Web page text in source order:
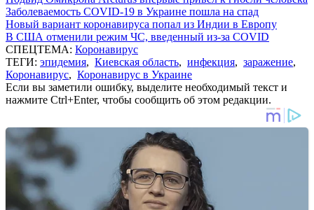
Заболеваемость COVID-19 в Украине пошла на спад
Новый вариант коронавируса попал из Индии в Европу
В США отменили режим ЧС, введенный из-за COVID
СПЕЦТЕМА: Коронавирус
ТЕГИ: эпидемия, Киевская область, инфекция, заражение,
Коронавирус, Коронавирус в Украине
Если вы заметили ошибку, выделите необходимый текст и
нажмите Ctrl+Enter, чтобы сообщить об этом редакции.